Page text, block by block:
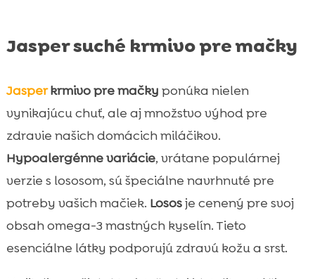
Jasper suché krmivo pre mačky
Jasperkrmivo pre mačky ponúka nielen
vynikajúcu chuť, ale aj množstvo výhod pre
zdravie našich domácich miláčikov.
Hypoalergénne variácie, vrátane populárnej
verzie s lososom, sú špeciálne navrhnuté pre
potreby vašich mačiek. Lososje cenený pre svoj
obsah omega-3 mastných kyselín. Tieto
esenciálne látky podporujú zdravú kožu a srst.